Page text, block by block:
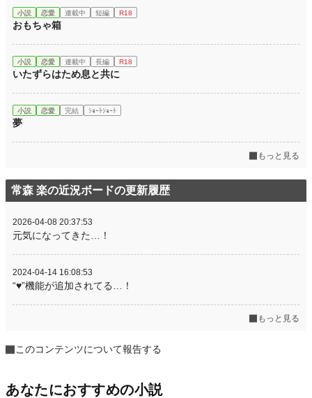
小説 恋愛 連載中 短編 R18
おもちゃ箱
小説 恋愛 連載中 長編 R18
いたずらはため息と共に
小説 恋愛 完結 ｼｮｰﾄｼｮｰﾄ
夢
もっと見る
常森 楽の近況ボードの更新履歴
2026-04-08 20:37:53
元気になってきた…！
2024-04-14 16:08:53
“♥”機能が追加されてる…！
もっと見る
このコンテンツについて報告する
あなたにおすすめの小説